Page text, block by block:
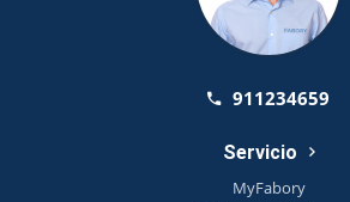
911234659
Servicio
MyFabory